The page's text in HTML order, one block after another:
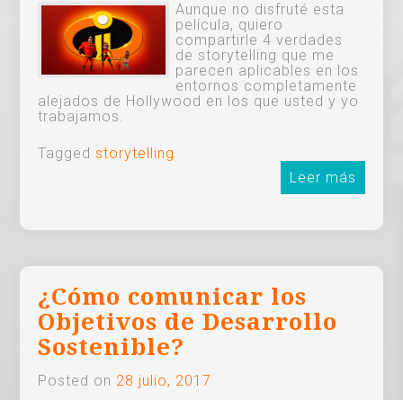
Aunque no disfruté esta
película, quiero
compartirle 4 verdades
de storytelling que me
parecen aplicables en los
entornos completamente
alejados de Hollywood en los que usted y yo
trabajamos.
Taggedstorytelling
Leer más
¿Cómo comunicar los
Objetivos de Desarrollo
Sostenible?
Posted on 28 julio, 2017